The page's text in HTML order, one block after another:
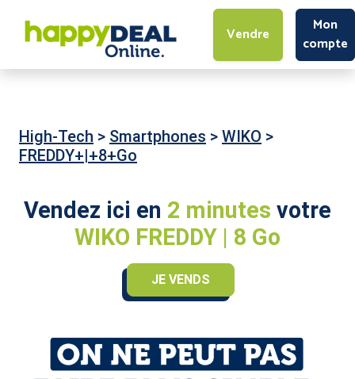
Vendre
Mon
compte
High-Tech > Smartphones > WIKO >
FREDDY+|+8+Go
Vendez ici en 2 minutes votre
WIKO FREDDY | 8 Go
JE VENDS